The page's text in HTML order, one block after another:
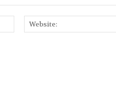
Posta:*